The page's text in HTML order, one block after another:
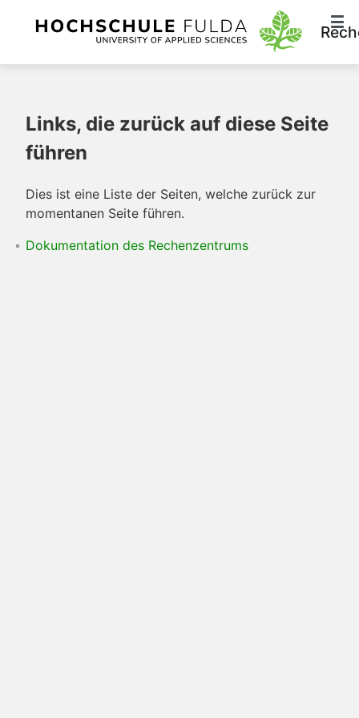
Links, die zurück auf diese Seite
führen
Dies ist eine Liste der Seiten, welche zurück zur
momentanen Seite führen.
Dokumentation des Rechenzentrums